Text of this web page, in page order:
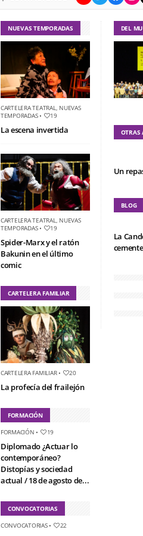
NUEVAS TEMPORADAS
CARTELERA TEATRAL, NUEVAS
TEMPORADAS• 19
La escena invertida
CARTELERA TEATRAL, NUEVAS
TEMPORADAS• 19
Spider-Marx y el ratón
Bakunin en el último
comic
CARTELERA FAMILIAR
CARTELERA FAMILIAR• 20
La profecía del frailejón
FORMACIÓN
FORMACIÓN • 19
Diplomado ¿Actuar lo
contemporáneo?
Distopías y sociedad
actual / 18 de agosto de...
CONVOCATORIAS
CONVOCATORIAS• 22
DEL
OTRAS
Un
BLOG
La